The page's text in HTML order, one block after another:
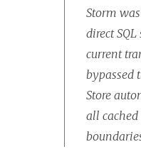
Storm
direct
current
bypassed
Store
all